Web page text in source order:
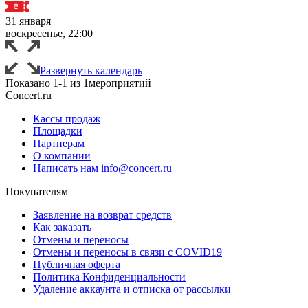
31 января
воскресенье, 22:00
Развернуть календарь
Показано 1-1 из 1мероприятий
Concert.ru
Кассы продаж
Площадки
Партнерам
О компании
Написать нам info@concert.ru
Покупателям
Заявление на возврат средств
Как заказать
Отмены и переносы
Отмены и переносы в связи с COVID19
Публичная оферта
Политика Конфиденциальности
Удаление аккаунта и отписка от рассылки